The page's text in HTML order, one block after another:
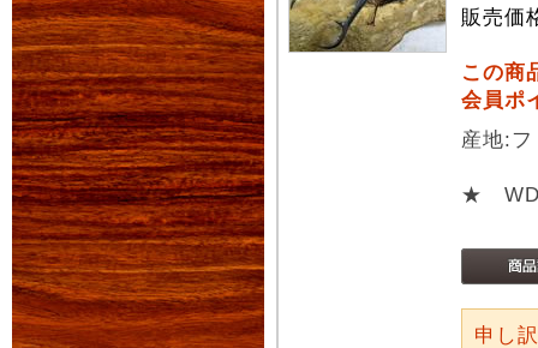
販売価
この商
会員ポ
産地:
★ WD
申し